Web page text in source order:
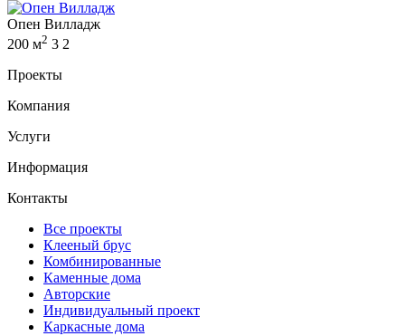
Опен Вилладж
200 м2 3 2
Проекты
Компания
Услуги
Информация
Контакты
Все проекты
Клееный брус
Комбинированные
Каменные дома
Авторские
Индивидуальный проект
Каркасные дома